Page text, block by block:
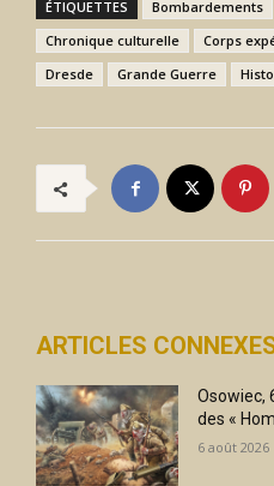
ÉTIQUETTES Bombardements
Chronique culturelle
Corps
Dresde
Grande Guerre
ARTICLES
Osowiec,
des «
6 août 2026